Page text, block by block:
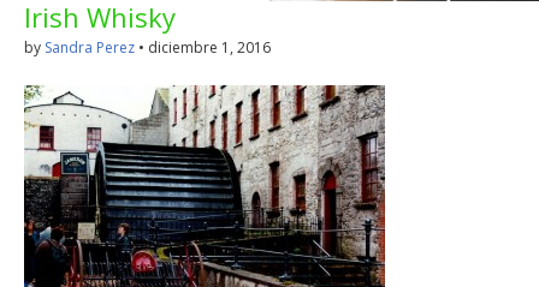
en Irlanda –
Alojamiento en
Irlanda
Blog dedicado a los que viven, estudian y trabajan en
Irlanda!
Irish Whisky
by Sandra Perez • diciembre 1, 2016